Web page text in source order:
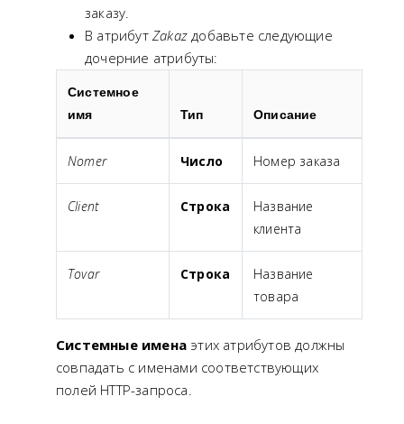
заказу.
В атрибут Zakaz добавьте следующие
дочерние атрибуты:
Системное
имя
Тип Описание
Nomer Число Номер заказа
Client Строка
Название
клиента
Tovar Строка
Название
товара
Системные имена этих атрибутов должны
совпадать с именами соответствующих
полей HTTP-запроса.